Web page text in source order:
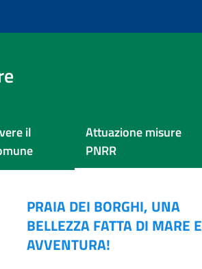
il
Attuazione misure
PNRR
PRAIA DEI BORGHI, UNA
BELLEZZA FATTA DI MARE E
AVVENTURA!